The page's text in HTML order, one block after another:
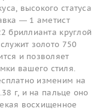
высокого статуса
— 1 аметист
бриллианта круглой
золото 750
и позволяет
вашего стиля.
изменим на
г, и на пальце оно
восхищенное